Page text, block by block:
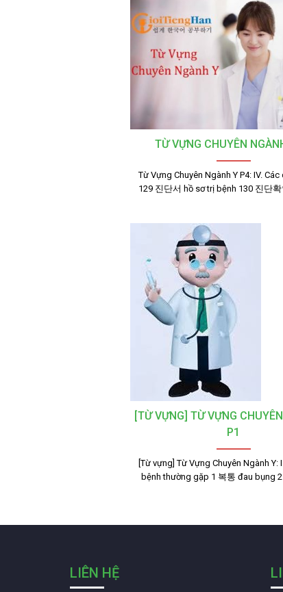
TỪ VỰNG CHUYÊN
Từ Vựng Chuyên Ngành Y P4: IV.
129 진단서 hồ sơ trị bệnh 130 진단
[TỪ VỰNG] TỪ VỰNG
P1
[Từ vựng] Từ Vựng Chuyên Ngành Y:
bệnh thường gặp 1 복통 đau bụng
LIÊN HỆ